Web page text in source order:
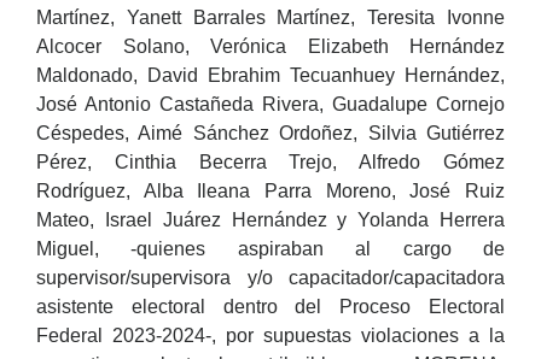
Martínez, Yanett Barrales Martínez, Teresita Ivonne
Alcocer Solano, Verónica Elizabeth Hernández
Maldonado, David Ebrahim Tecuanhuey Hernández,
José Antonio Castañeda Rivera, Guadalupe Cornejo
Céspedes, Aimé Sánchez Ordoñez, Silvia Gutiérrez
Pérez, Cinthia Becerra Trejo, Alfredo Gómez
Rodríguez, Alba Ileana Parra Moreno, José Ruiz
Mateo, Israel Juárez Hernández y Yolanda Herrera
Miguel, -quienes aspiraban al cargo de
supervisor/supervisora y/o capacitador/capacitadora
asistente electoral dentro del Proceso Electoral
Federal 2023-2024-, por supuestas violaciones a la